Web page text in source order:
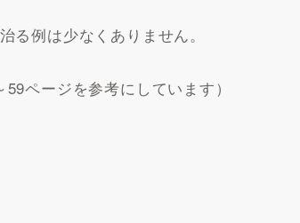
例は少なくありません。
ページを参考にしています）